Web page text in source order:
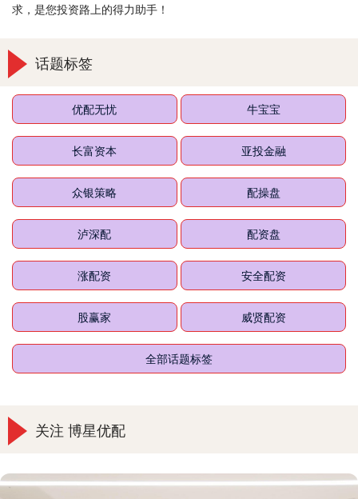
求，是您投资路上的得力助手！
话题标签
优配无忧 牛宝宝
长富资本 亚投金融
众银策略 配操盘
泸深配 配资盘
涨配资 安全配资
股赢家 威贤配资
全部话题标签
关注 博星优配